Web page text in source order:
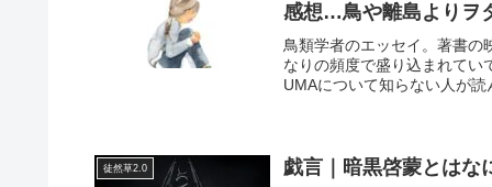
感想…鳥や離島よりヲ
鳥類学者のエッセイ。著書の
なりの頻度で盛り込まれてい
UMAについて知らない人が
徒然草2.0 戯言｜暗黒啓蒙とはな